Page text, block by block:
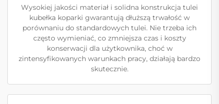
Wysokiej jakości materiał i solidna konstrukcja tulei
kubełka koparki gwarantują dłuższą trwałość w
porównaniu do standardowych tulei. Nie trzeba ich
często wymieniać, co zmniejsza czas i koszty
konserwacji dla użytkownika, choć w
zintensyfikowanych warunkach pracy, działają bardzo
skutecznie.